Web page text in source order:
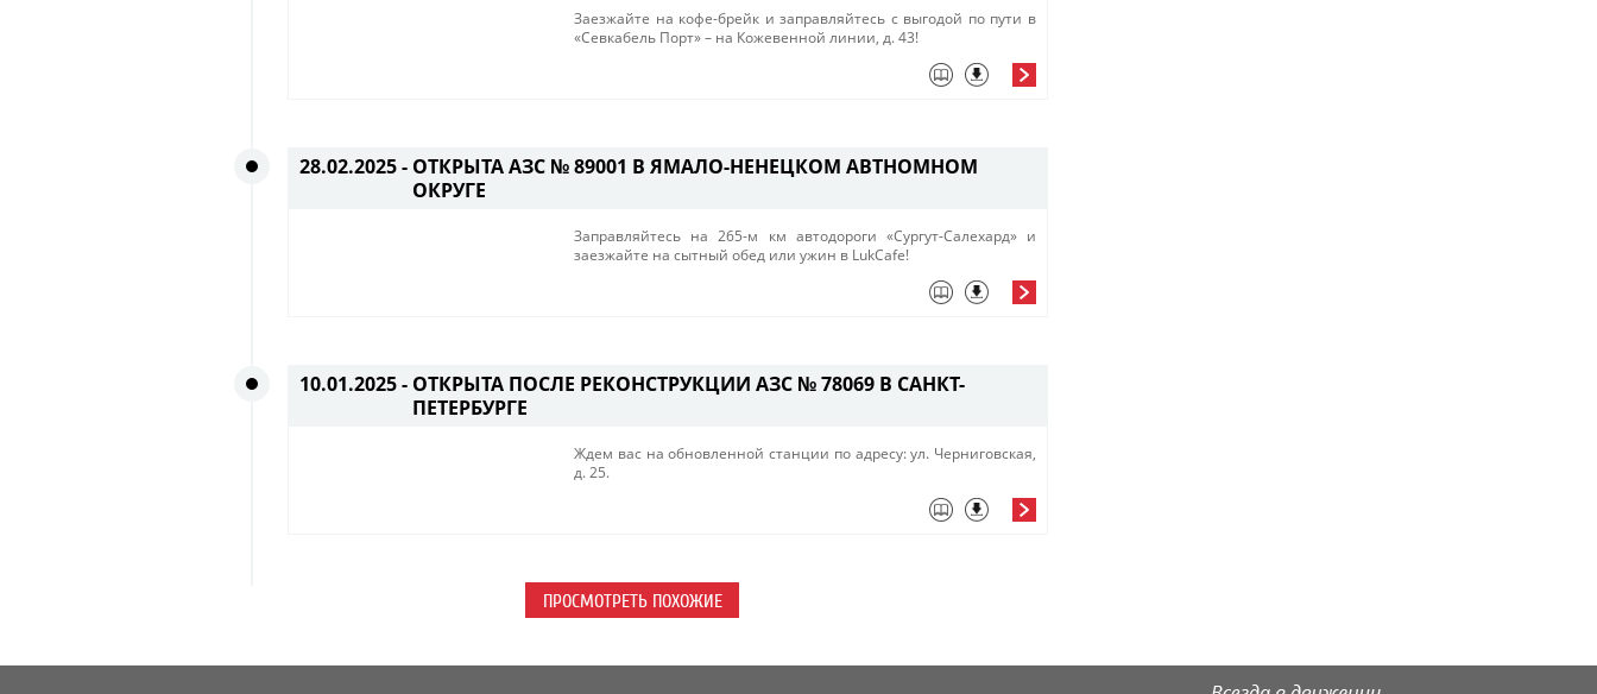
Заезжайте на кофе-брейк и заправляйтесь с выгод​ой по пути в
«Севкабель Порт» – на Кожевенной линии, д. 43!​
28.02.2025 - ОТКРЫТА АЗС № 89001 В ЯМАЛО-НЕНЕЦКОМ АВТНОМНОМ
ОКРУГЕ
Заправляйтесь на 265-м км автодороги «Сургут-Салехард» и
заезжайте на сытный обед или ужин в​ LukCafe!​
10.01.2025 - ОТКРЫТА ПОСЛЕ РЕКОНСТРУКЦИИ АЗС № 78069 В САНКТ-
ПЕТЕРБУРГЕ
Ждем вас на обновленной станции по адресу: ул. Черниговская,
д. 25.​​
ПРОСМОТРЕТЬ ПОХОЖИЕ